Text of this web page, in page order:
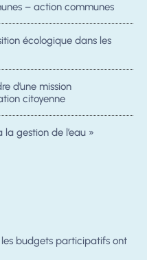
– action communes
écologique dans les
d’une mission
citoyenne
gestion de l’eau »
budgets participatifs ont